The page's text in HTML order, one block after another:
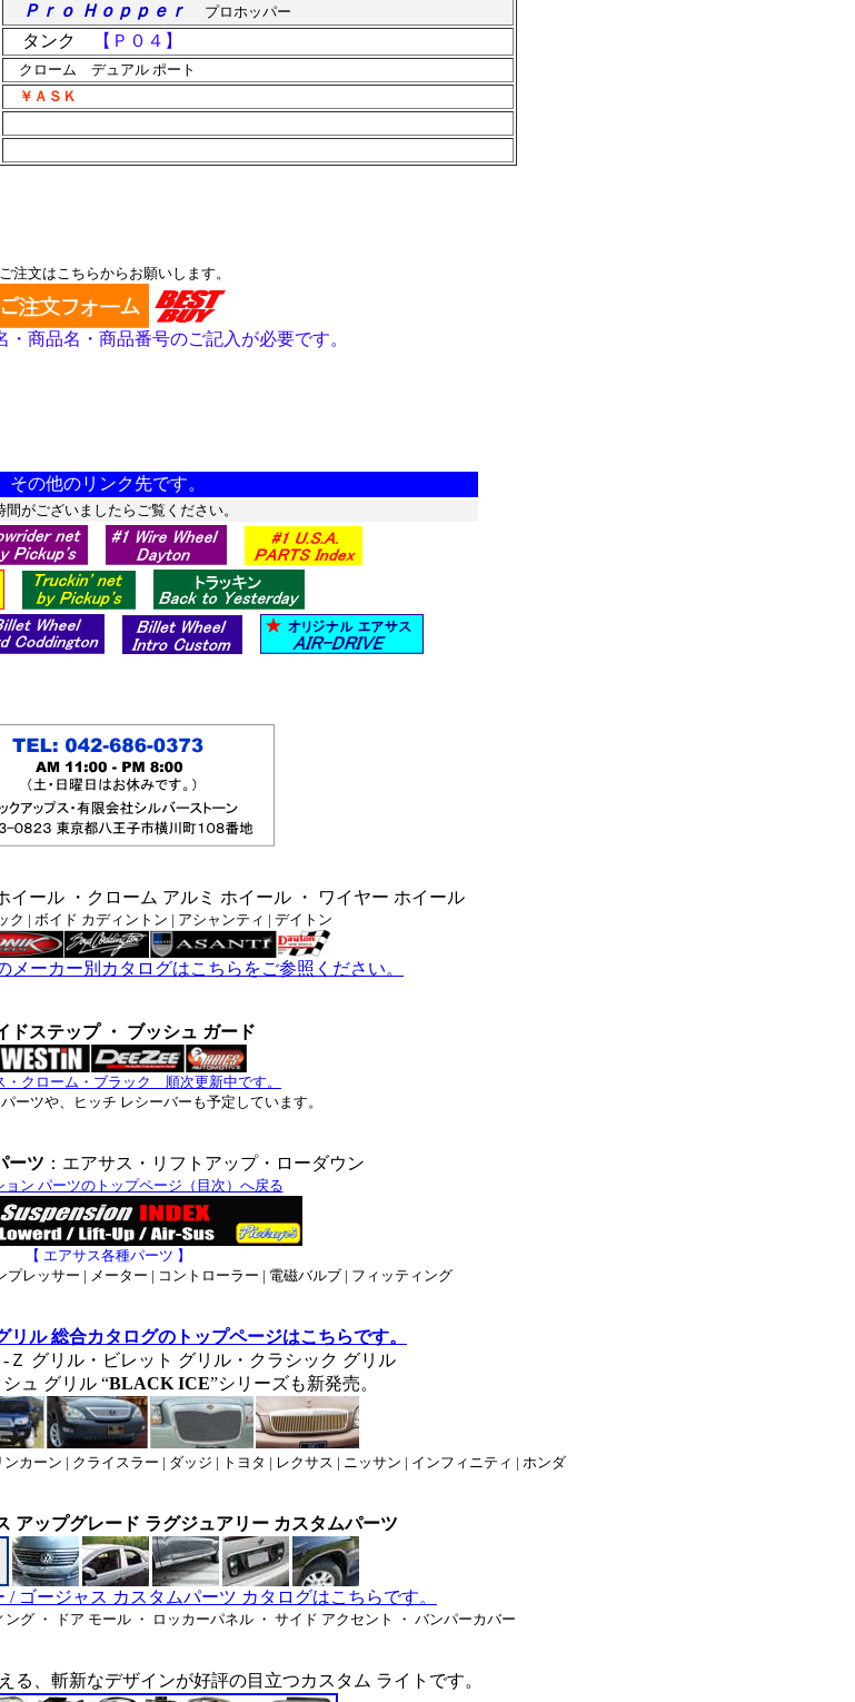
Ｐｒｏ Ｈｏｐｐｅｒ
プロホッパー
タンク 【Ｐ０４】
クローム デュアル ポート
￥ＡＳＫ
ご注文はこちらからお願いします。
・商品名・商品番号のご記入が必要です。
その他のリンク先です。
間がございましたらご覧ください。
イール ・クローム アルミ ホイール ・ ワイヤー ホイール
ク | ボイド カディントン | アシャンティ | デイトン
メーカー別カタログはこちらをご参照ください。
ドステップ ・ ブッシュ ガード
・クローム・ブラック 順次更新中です。
ーツや、ヒッチ レシーバーも予定しています。
ーツ ：エアサス・リフトアップ・ローダウン
ョン パーツのトップページ（目次）へ戻る
【 エアサス各種パーツ 】
レッサー | メーター | コントローラー | 電磁バルブ | フィッティング
リル 総合カタログのトップページはこちらです。
Ｚ グリル・ビレット グリル・クラシック グリル
ュ グリル “BLACK ICE”シリーズも新発売。
カーン | クライスラー | ダッジ | トヨタ | レクサス | ニッサン | インフィニティ | ホンダ
アップグレード ラグジュアリー カスタムパーツ
ゴージャス カスタムパーツ カタログはこちらです。
グ ・ ドア モール ・ ロッカーパネル ・ サイド アクセント ・ バンパーカバー
る、斬新なデザインが好評の目立つカスタム ライトです。